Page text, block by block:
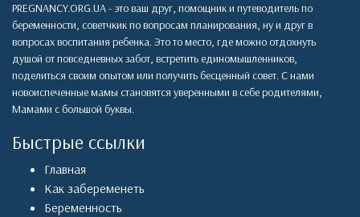
PREGNANCY.ORG.UA - это ваш друг, помощник и путеводитель по
беременности, советчкик по вопросам планирования, ну и друг в
вопросах воспитания ребенка. Это то место, где можно отдохнуть
душой от повседневных забот, встретить единомышленников,
поделиться своим опытом или получить бесценный совет. С нами
новоиспеченные мамы становятся уверенными в себе родителями,
Мамами с большой буквы.
Быстрые ссылки
Главная
Как забеременеть
Беременность